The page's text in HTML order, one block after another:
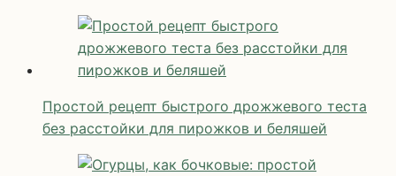
Простой рецепт быстрого дрожжевого теста
без расстойки для пирожков и беляшей